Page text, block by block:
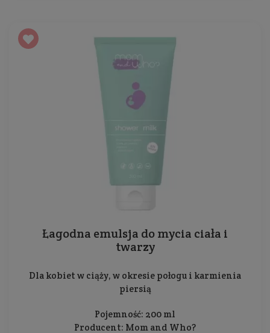
Łagodna emulsja do mycia ciała i
twarzy
Dla kobiet w ciąży, w okresie połogu i karmienia
piersią
Pojemność: 200 ml
Producent: Mom and Who?